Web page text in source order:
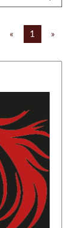
« 1 »